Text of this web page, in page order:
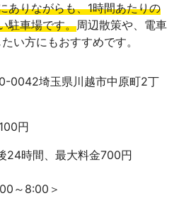
ありながらも、1時間あたりの
駐車場です。周辺散策や、電車
い方にもおすすめです。
0042埼玉県川越市中原町2丁
円
24時間、最大料金700円
～8:00＞